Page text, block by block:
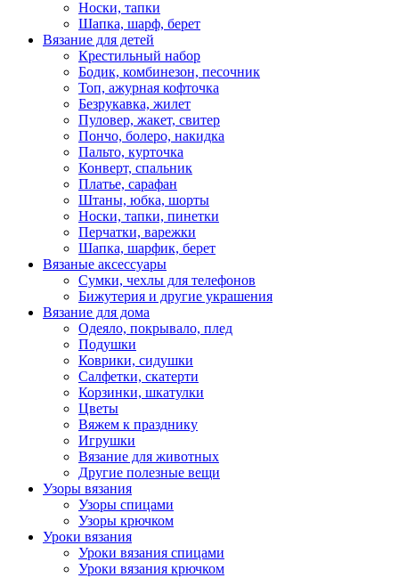
Носки, тапки
Шапка, шарф, берет
Вязание для детей
Крестильный набор
Бодик, комбинезон, песочник
Топ, ажурная кофточка
Безрукавка, жилет
Пуловер, жакет, свитер
Пончо, болеро, накидка
Пальто, курточка
Конверт, спальник
Платье, сарафан
Штаны, юбка, шорты
Носки, тапки, пинетки
Перчатки, варежки
Шапка, шарфик, берет
Вязаные аксессуары
Сумки, чехлы для телефонов
Бижутерия и другие украшения
Вязание для дома
Одеяло, покрывало, плед
Подушки
Коврики, сидушки
Салфетки, скатерти
Корзинки, шкатулки
Цветы
Вяжем к празднику
Игрушки
Вязание для животных
Другие полезные вещи
Узоры вязания
Узоры спицами
Узоры крючком
Уроки вязания
Уроки вязания спицами
Уроки вязания крючком